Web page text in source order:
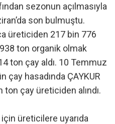
sezonun açılmasıyla
son bulmuştu.
üreticiden 217 bin 776
ton organik olmak
ton çay aldı. 10 Temmuz
çay hasadında ÇAYKUR
çay üreticiden alındı.
üreticilere uyarıda